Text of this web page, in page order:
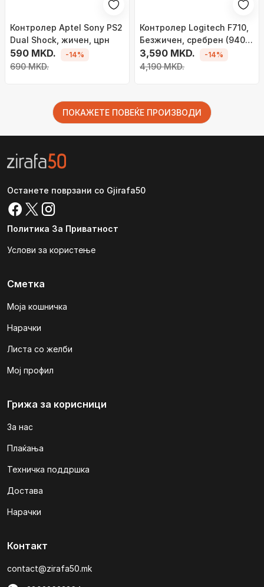
Контролер Aptel Sony PS2
Dual Shock, жичен, црн
590 MKD.
690 MKD.
-14%
Контролер Logitech F710,
Безжичен, сребрен (940-
000142)
3,590 MKD.
4,190 MKD.
-14%
ПОКАЖЕТЕ ПОВЕЌЕ ПРОИЗВОДИ
Останете поврзани со Gjirafa50
Политика За Приватност
Услови за користење
Сметка
Моја кошничка
Нарачки
Листа со желби
Мој профил
Грижа за корисници
За нас
Плаќања
Техничка поддршка
Достава
Нарачки
Контакт
contact@zirafa50.mk